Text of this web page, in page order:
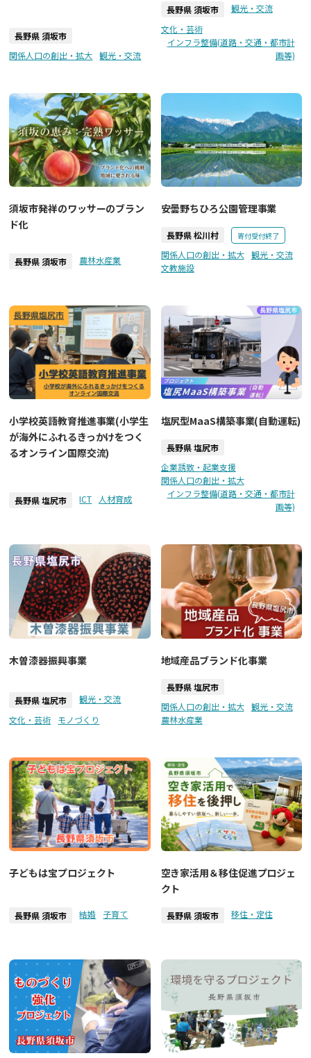
長野県 須坂市
関係人口の創出・拡大
観光・交流
長野県 須坂市
観光・交流
文化・芸術
インフラ整備(道路・交通・都市計
画等)
須坂市発祥のワッサーのブラン
ド化
長野県 須坂市 農林水産業
安曇野ちひろ公園管理事業
長野県 松川村 寄付受付終了
関係人口の創出・拡大
観光・交流
文教施設
小学校英語教育推進事業(小学生
が海外にふれるきっかけをつく
るオンライン国際交流)
長野県 塩尻市 ICT 人材育成
塩尻型MaaS構築事業(自動運転)
長野県 塩尻市
企業誘致・起業支援
関係人口の創出・拡大
インフラ整備(道路・交通・都市計
画等)
木曽漆器振興事業
長野県 塩尻市
観光・交流
文化・芸術
モノづくり
地域産品ブランド化事業
長野県 塩尻市
関係人口の創出・拡大
観光・交流
農林水産業
子どもは宝プロジェクト
長野県 須坂市 結婚 子育て
空き家活用＆移住促進プロジェ
クト
長野県 須坂市 移住・定住